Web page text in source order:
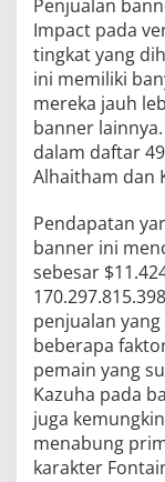
Penjualan
Impact pada
tingkat yang
ini memiliki
mereka jauh
banner
dalam daftar
Alhaitham dan
Pendapatan
banner ini
sebesar
penjualan
beberapa
pemain yang
Kazuha pada
juga
menabung
karakter